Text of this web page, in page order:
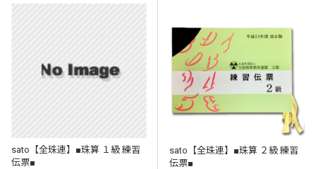
sato【全珠連】■珠算 １級 練習
伝票■
sato【全珠連】■珠算 ２級 練習
伝票■